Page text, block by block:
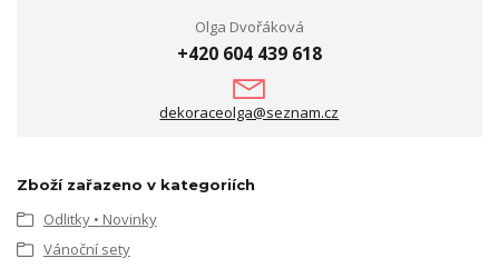
Olga Dvořáková
+420 604 439 618
dekoraceolga@seznam.cz
Zboží zařazeno v kategoriích
Odlitky • Novinky
Vánoční sety